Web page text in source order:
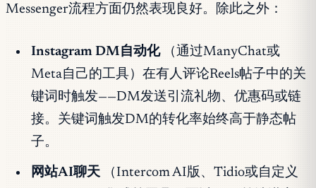
Messenger流程方面仍然表现良好。除此之外：
Instagram DM自动化
（通过ManyChat或
Meta自己的工具）在有人评论Reels帖子中的关
键词时触发——DM发送引流礼物、优惠码或链
接。关键词触发DM的转化率始终高于静态帖
子。
网站AI聊天
（Intercom AI版、Tidio或自定义